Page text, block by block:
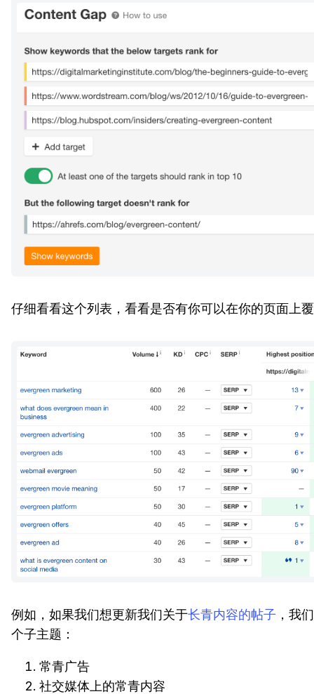
仔细看看这个列表，看看是否有你可以在你的页面上
例如，如果我们想更新我们关于长青内容的帖子 ，我
个子主题：
常青广告
社交媒体上的常青内容